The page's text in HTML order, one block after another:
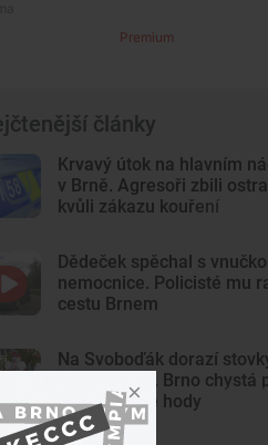
Premium
články
Krvavý útok na hlavním
v Brně. Agresoři zbili
kvůli zákazu kouření
Dědeček spěchal s
nemocnice. Policisté mu
cestu Brnem
Na Svoboďák dorazí
krojovaných. Brno chystá
celoměstské hody